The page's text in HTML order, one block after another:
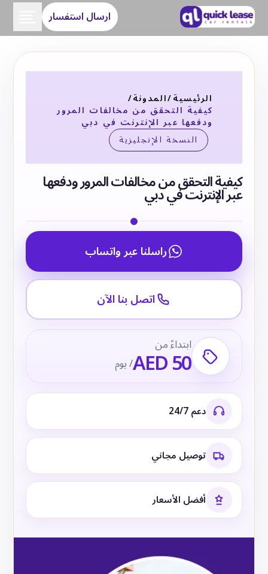
ارسال استفسار
الرئيسية/المدونة/
كيفية التحقق من مخالفات المرور
ودفعها عبر الإنترنت في دبي
النسخة الإنجليزية
كيفية التحقق من مخالفات المرور ودفعها
عبر الإنترنت في دبي
راسلنا عبر واتساب
اتصل بنا الآن
ابتداءً من
AED 50/ يوم
دعم 24/7
توصيل مجاني
أفضل الأسعار